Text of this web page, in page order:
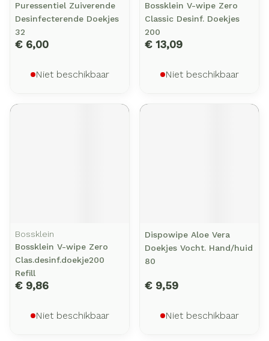
Puressentiel Zuiverende
Desinfecterende Doekjes
32
€ 6,00
Niet beschikbaar
Bossklein V-wipe Zero
Classic Desinf. Doekjes
200
€ 13,09
Niet beschikbaar
Bossklein
Bossklein V-wipe Zero
Clas.desinf.doekje200
Refill
€ 9,86
Niet beschikbaar
Dispowipe Aloe Vera
Doekjes Vocht. Hand/huid
80
€ 9,59
Niet beschikbaar